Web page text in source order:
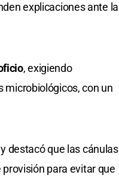
explicaciones ante la
, exigiendo
microbiológicos, con un
destacó que las cánulas
para evitar que